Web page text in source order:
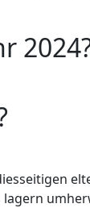
lagern